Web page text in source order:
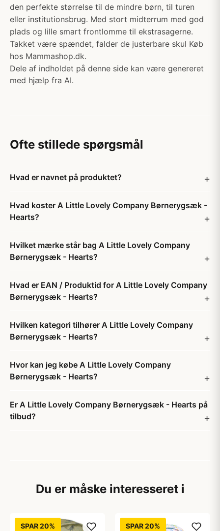
den perfekte størrelse til de mindre børn, til turen
eller institutionsbrug. Med stort midterrum med god
plads og lille smart frontlomme til ekstrasagerne.
Takket være spændet, falder de justerbare skul Køb
hos Mammashop.dk.
Dele af indholdet på denne side kan være genereret
med hjælp fra AI.
Ofte stillede spørgsmål
Hvad er navnet på produktet?
Hvad koster A Little Lovely Company Børnerygsæk -
Hearts?
Hvilket mærke står bag A Little Lovely Company
Børnerygsæk - Hearts?
Hvad er EAN / Produktid for A Little Lovely Company
Børnerygsæk - Hearts?
Hvilken kategori tilhører A Little Lovely Company
Børnerygsæk - Hearts?
Hvor kan jeg købe A Little Lovely Company
Børnerygsæk - Hearts?
Er A Little Lovely Company Børnerygsæk - Hearts på
tilbud?
Du er måske interesseret i
SPAR 20% SPAR 20%